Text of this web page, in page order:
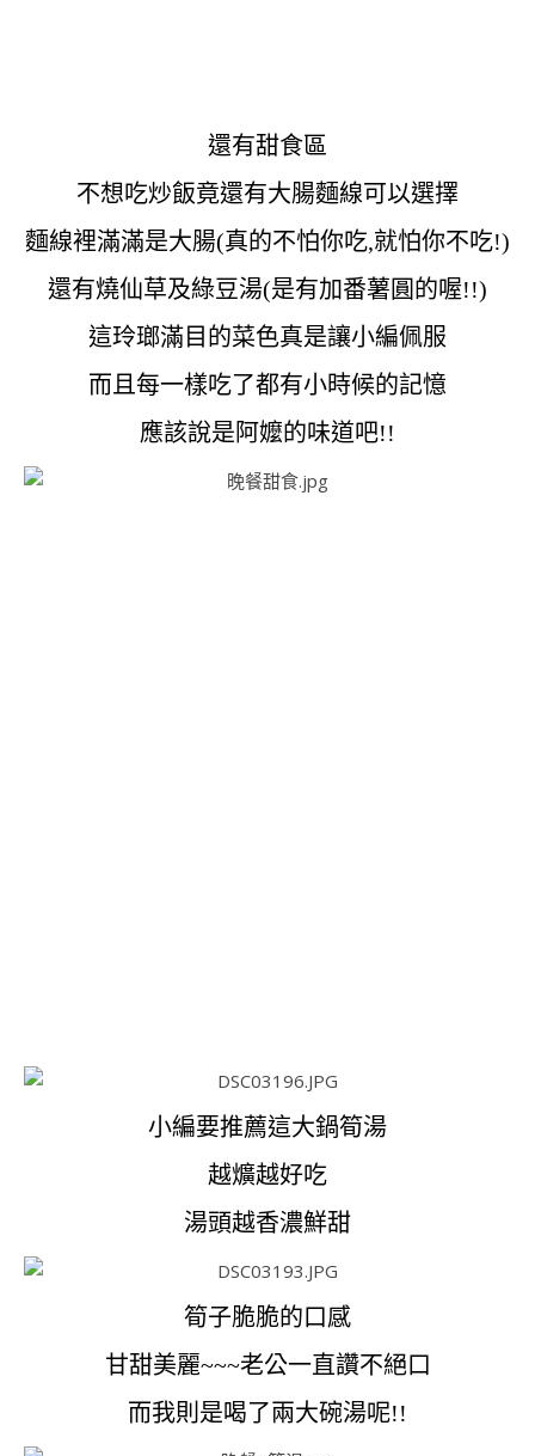
還有甜食區
不想吃炒飯竟還有大腸麵線可以選擇
麵線裡滿滿是大腸(真的不怕你吃,就怕你不吃!)
還有燒仙草及綠豆湯(是有加番薯圓的喔!!)
這玲瑯滿目的菜色真是讓小編佩服
而且每一樣吃了都有小時候的記憶
應該說是阿嬤的味道吧!!
小編要推薦這大鍋筍湯
越爌越好吃
湯頭越香濃鮮甜
筍子脆脆的口感
甘甜美麗~~~老公一直讚不絕口
而我則是喝了兩大碗湯呢!!